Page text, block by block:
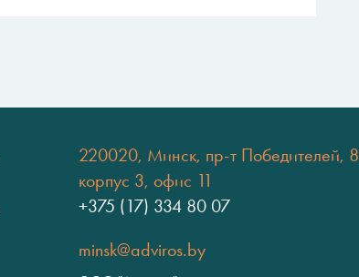
220020, Минск, пр-т Победителей,
корпус 3, офис 11
+375 (17) 334 80 07
minsk@adviros.by